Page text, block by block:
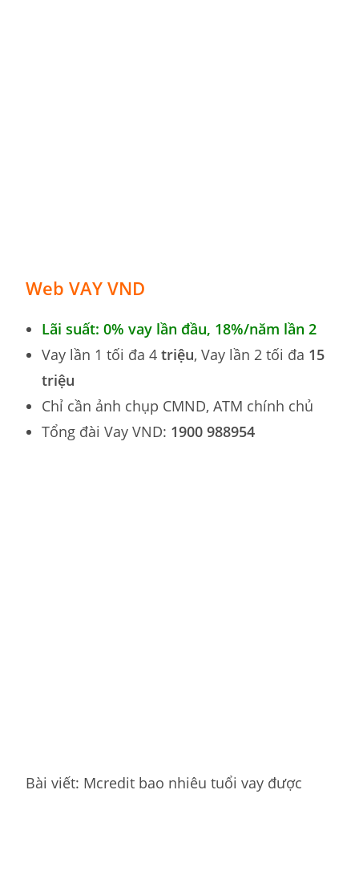
Web VAY VND
Lãi suất: 0% vay lần đầu, 18%/năm lần 2
Vay lần 1 tối đa 4 triệu, Vay lần 2 tối đa 15
triệu
Chỉ cần ảnh chụp CMND, ATM chính chủ
Tổng đài Vay VND: 1900 988954
Bài viết: Mcredit bao nhiêu tuổi vay được